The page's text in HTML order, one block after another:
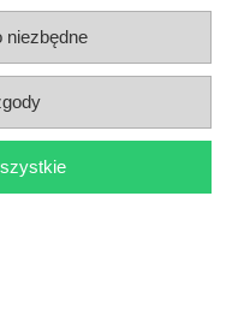
sprzedaży
księgowość
etykiet,krzysztof@randi.pl
techniczne,
niezbędne